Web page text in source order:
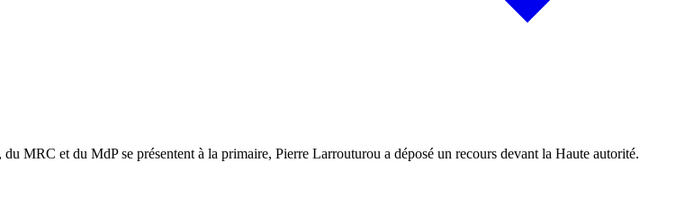
MRC et du MdP se présentent à la primaire, Pierre Larrouturou a déposé un recours devant la Haute autorité.